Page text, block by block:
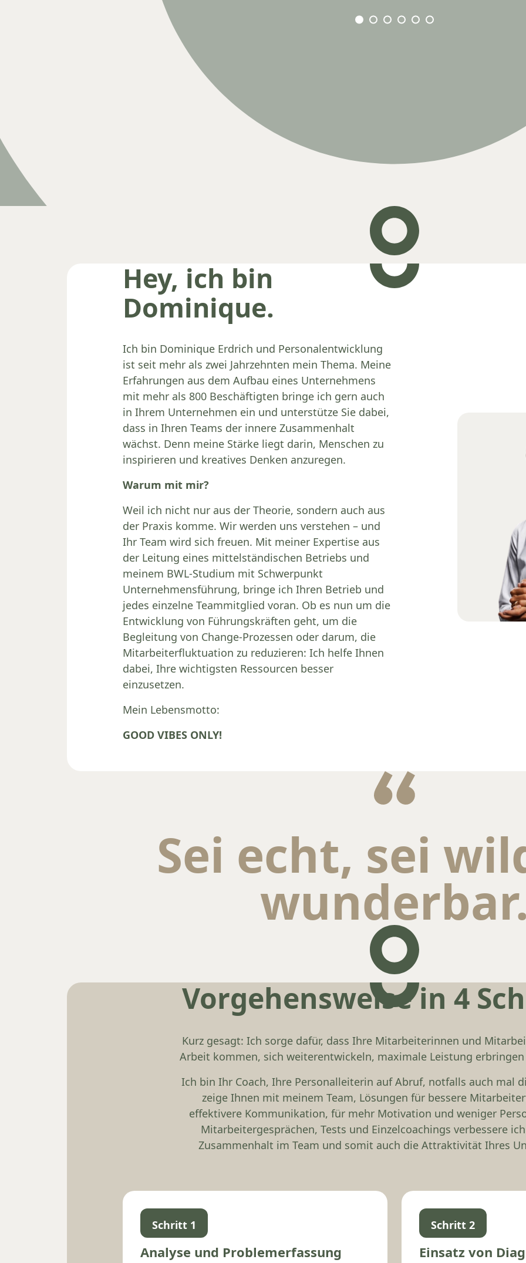
Hey, ich bin
Dominique.
Ich bin Dominique Erdrich und Personalentwicklung
ist seit mehr als zwei Jahrzehnten mein Thema. Meine
Erfahrungen aus dem Aufbau eines Unternehmens
mit mehr als 800 Beschäftigten bringe ich gern auch
in Ihrem Unternehmen ein und unterstütze Sie dabei,
dass in Ihren Teams der innere Zusammenhalt
wächst. Denn meine Stärke liegt darin, Menschen zu
inspirieren und kreatives Denken anzuregen.
Warum mit mir?
Weil ich nicht nur aus der Theorie, sondern auch aus
der Praxis komme. Wir werden uns verstehen – und
Ihr Team wird sich freuen. Mit meiner Expertise aus
der Leitung eines mittelständischen Betriebs und
meinem BWL-Studium mit Schwerpunkt
Unternehmensführung, bringe ich Ihren Betrieb und
jedes einzelne Teammitglied voran. Ob es nun um die
Entwicklung von Führungskräften geht, um die
Begleitung von Change-Prozessen oder darum, die
Mitarbeiterfluktuation zu reduzieren: Ich helfe Ihnen
dabei, Ihre wichtigsten Ressourcen besser
einzusetzen.
Mein Lebensmotto:
GOOD VIBES ONLY!
Sei echt, sei
wunderbar.
Vorgehensweise in 4
Kurz gesagt: Ich sorge dafür, dass Ihre Mitarbeiterinnen und
Arbeit kommen, sich weiterentwickeln, maximale Leistung
Ich bin Ihr Coach, Ihre Personalleiterin auf Abruf, notfalls auch mal
zeige Ihnen mit meinem Team, Lösungen für bessere
effektivere Kommunikation, für mehr Motivation und weniger
Mitarbeitergesprächen, Tests und Einzelcoachings verbessere
Zusammenhalt im Team und somit auch die Attraktivität Ihres
Schritt 1
Analyse und Problemerfassung
Schritt 2
Einsatz von